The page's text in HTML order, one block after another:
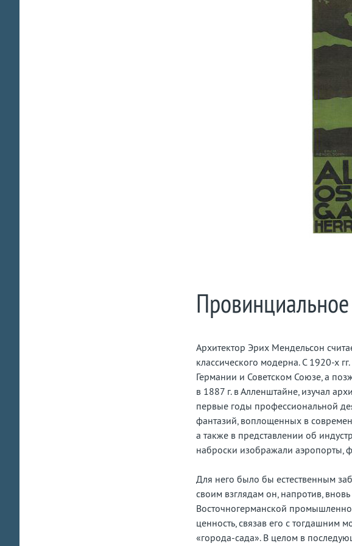
забытую
Архитектор Эрих Мендельсон
классического модерна. С 1920-х
Германии и Советском Союзе, а
в 1887 г. в Алленштайне, изучал
первые годы профессиональной
фантазий, воплощенных в
а также в представлении об
наброски изображали аэропорты,
Для него было бы естественным
своим взглядам он, напротив,
Восточногерманской
ценность, связав его с тогдашним
«города-сада». В целом в